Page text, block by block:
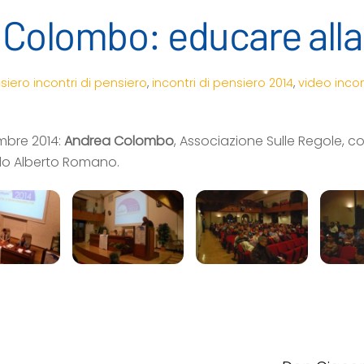
educare
incontri di pensiero, incontri di pensiero 2014, video
2014:Andrea Colombo, Associazione Sulle Regole,
Alberto Romano.